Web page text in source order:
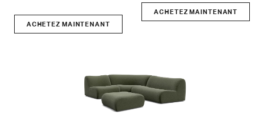
ACHETEZ MAINTENANT
ACHETEZ MAINTENANT